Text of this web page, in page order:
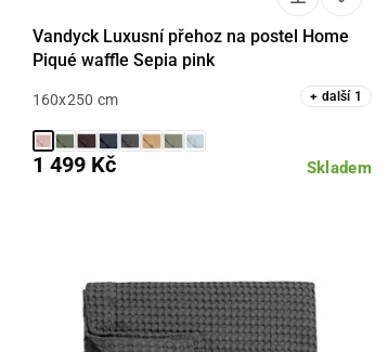
Detail
Vandyck Luxusní přehoz na postel Home
Piqué waffle Sepia pink
160x250 cm + další 1
Skladem
1 499 Kč